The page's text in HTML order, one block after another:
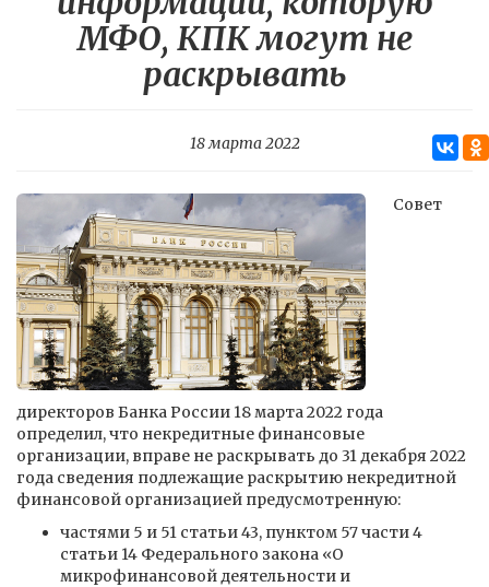
МФО, КПК могут не
раскрывать
18 марта 2022
Совет
директоров Банка России 18 марта 2022 года
определил, что некредитные финансовые
организации, вправе не раскрывать до 31 декабря 2022
года сведения подлежащие раскрытию некредитной
финансовой организацией предусмотренную:
частями 5 и 51 статьи 43, пунктом 57 части 4
статьи 14 Федерального закона «О
микрофинансовой деятельности и